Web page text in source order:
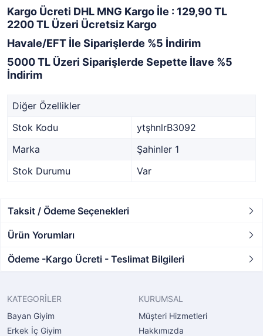
Kargo Ücreti DHL MNG Kargo İle : 129,90 TL
2200 TL Üzeri Ücretsiz Kargo
Havale/EFT İle Siparişlerde %5 İndirim
5000 TL Üzeri Siparişlerde Sepette İlave %5
İndirim
Diğer Özellikler
Stok Kodu
ytşhnlrB3092
Marka
Şahinler 1
Stok Durumu
Var
Taksit / Ödeme Seçenekleri
Ürün Yorumları
Ödeme -Kargo Ücreti - Teslimat Bilgileri
KATEGORİLER
Bayan Giyim
Erkek İç Giyim
KURUMSAL
Müşteri Hizmetleri
Hakkımızda